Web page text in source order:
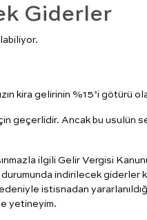
Giderler
kira gelirinin %15’i götürü
geçerlidir. Ancak bu usulün
ilgili Gelir Vergisi
indirilecek giderler
istisnadan
yetineyim.